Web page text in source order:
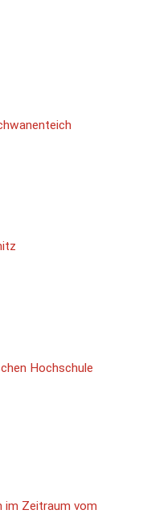
Hochschule
im Zeitraum vom